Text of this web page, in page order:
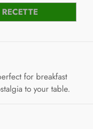
for breakfast
to your table.